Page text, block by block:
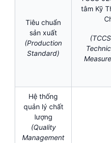
Tiêu chuẩn
sản xuất
(Production
Standard)
tâm Kỹ
Hệ thống
quản lý chất
lượng
(Quality
Management